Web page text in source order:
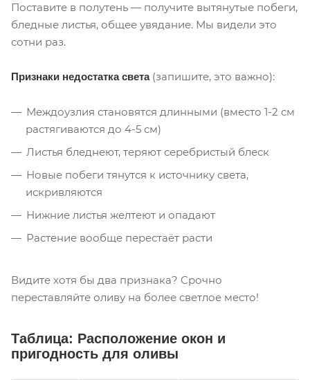
Поставите в полутень — получите вытянутые побеги,
бледные листья, общее увядание. Мы видели это
сотни раз.
Признаки недостатка света(запишите, это важно):
Междоузлия становятся длинными (вместо 1-2 см
растягиваются до 4-5 см)
Листья бледнеют, теряют серебристый блеск
Новые побеги тянутся к источнику света,
искривляются
Нижние листья желтеют и опадают
Растение вообще перестаёт расти
Видите хотя бы два признака? Срочно
переставляйте оливу на более светлое место!
Таблица: Расположение окон и
пригодность для оливы